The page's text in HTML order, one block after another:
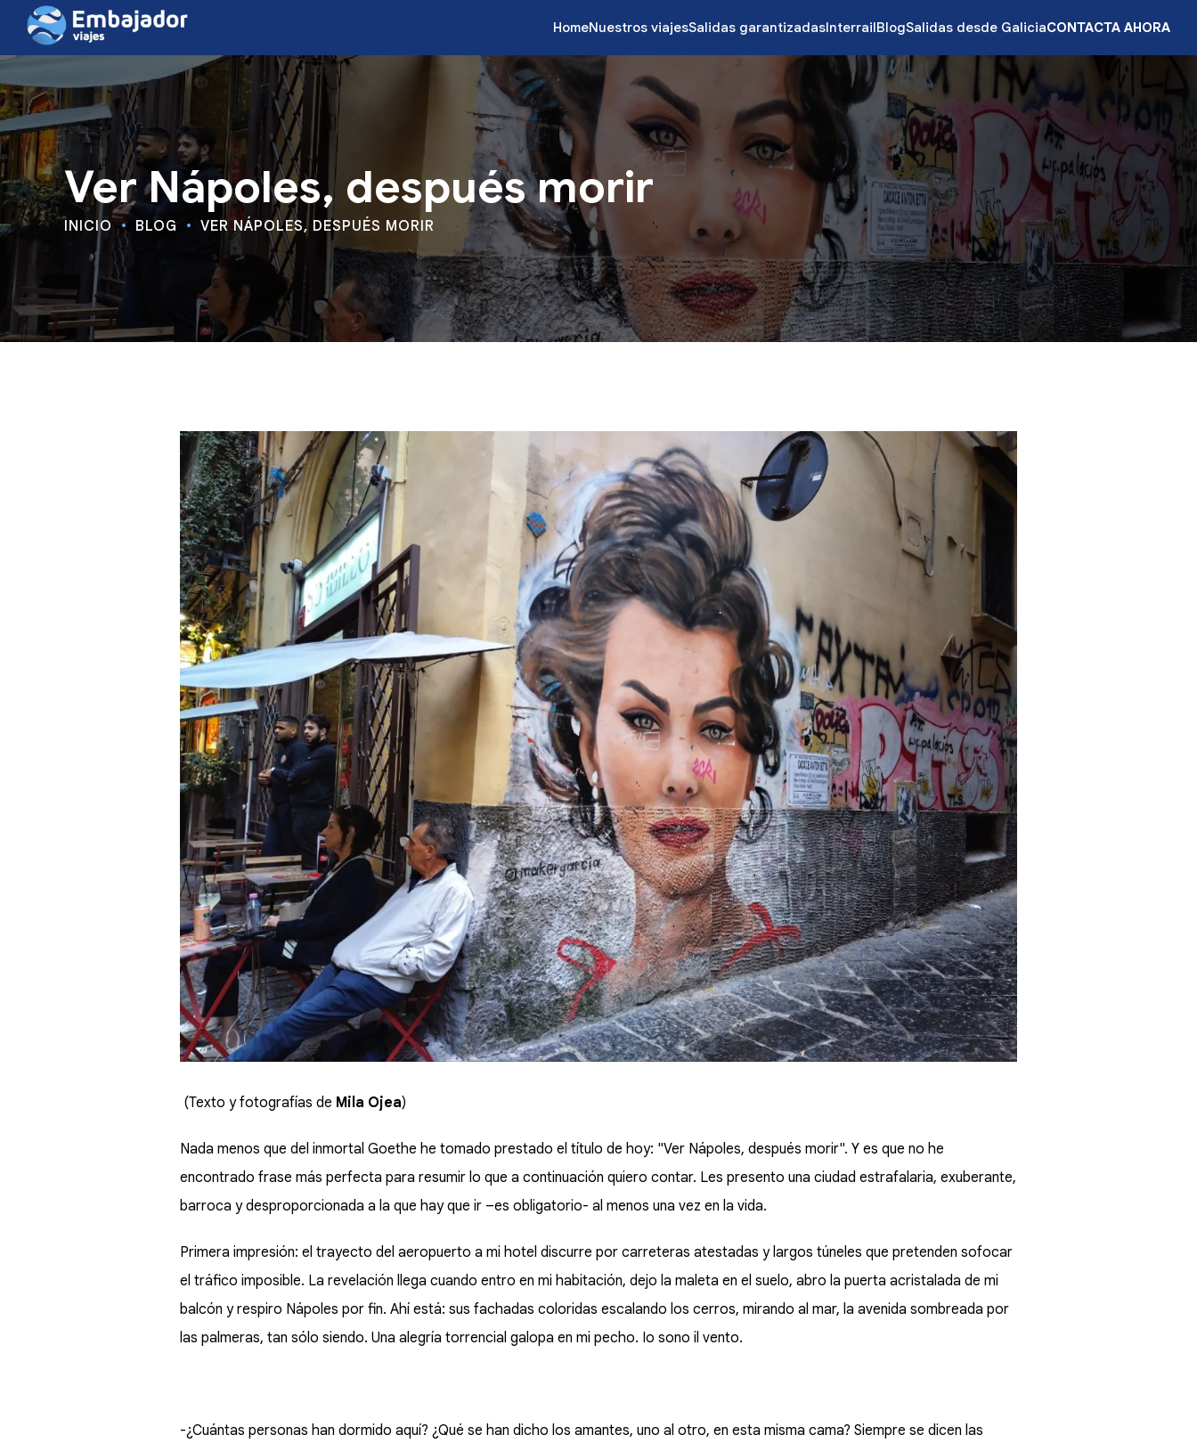
HomeNuestros viajesSalidas garantizadasInterrailBlogSalidas desde GaliciaCONTACTA AHORA
Ver Nápoles, después morir
INICIO BLOG VER NÁPOLES, DESPUÉS MORIR
(Texto y fotografías de Mila Ojea)
Nada menos que del inmortal Goethe he tomado prestado el título de hoy: "Ver Nápoles, después morir". Y es que no he
encontrado frase más perfecta para resumir lo que a continuación quiero contar. Les presento una ciudad estrafalaria, exuberante,
barroca y desproporcionada a la que hay que ir –es obligatorio- al menos una vez en la vida.
Primera impresión: el trayecto del aeropuerto a mi hotel discurre por carreteras atestadas y largos túneles que pretenden sofocar
el tráfico imposible. La revelación llega cuando entro en mi habitación, dejo la maleta en el suelo, abro la puerta acristalada de mi
balcón y respiro Nápoles por fin. Ahí está: sus fachadas coloridas escalando los cerros, mirando al mar, la avenida sombreada por
las palmeras, tan sólo siendo. Una alegría torrencial galopa en mi pecho. Io sono il vento.
-¿Cuántas personas han dormido aquí? ¿Qué se han dicho los amantes, uno al otro, en esta misma cama? Siempre se dicen las